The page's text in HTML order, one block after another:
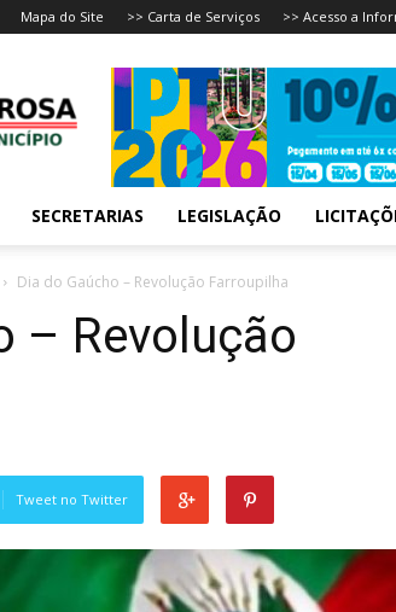
Mapa do Site >> Carta de Serviços >> Acesso a
SECRETARIAS LEGISLAÇÃO
Dia do Gaúcho – Revolução Farroupilha
– Revolução
Tweet no Twitter